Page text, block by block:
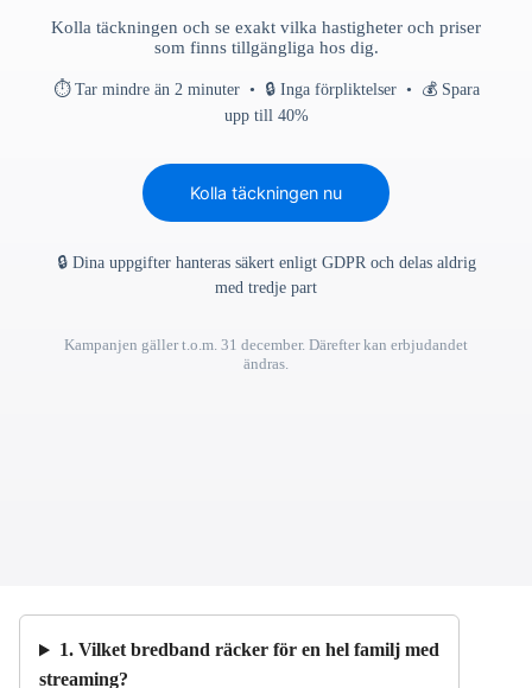
Kolla täckningen och se exakt vilka hastigheter och priser
som finns tillgängliga hos dig.
⏱ Tar mindre än 2 minuter • 🔒 Inga förpliktelser • 💰 Spara
upp till 40%
Kolla täckningen nu
🔒 Dina uppgifter hanteras säkert enligt GDPR och delas aldrig
med tredje part
Kampanjen gäller t.o.m. 31 december. Därefter kan erbjudandet
ändras.
1. Vilket bredband räcker för en hel familj med
streaming?